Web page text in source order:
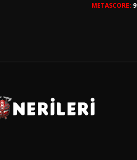
METASCORE: